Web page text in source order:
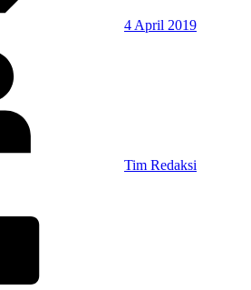
4 April 2019
Tim Redaksi